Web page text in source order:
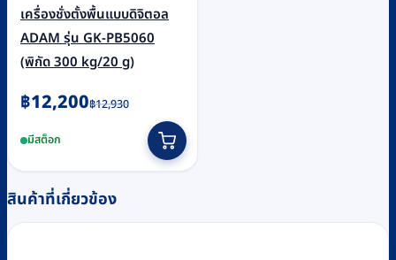
เครื่องชั่งตั้งพื้นแบบดิจิตอล
ADAM รุ่น GK-PB5060
(พิกัด 300 kg/20 g)
฿12,930
Original
was:
฿12,930.
฿12,200
Current
is:
฿12,200.
มีสต็อก
สินค้าที่เกี่ยวข้อง